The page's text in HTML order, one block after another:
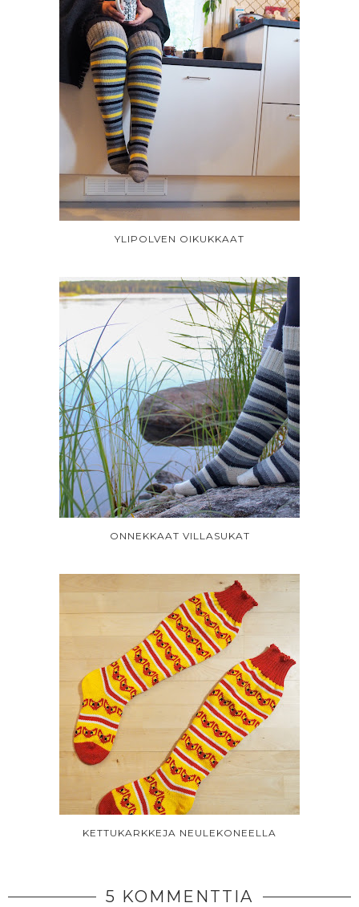
YLIPOLVEN OIKUKKAAT
ONNEKKAAT VILLASUKAT
KETTUKARKKEJA NEULEKONEELLA
5 KOMMENTTIA